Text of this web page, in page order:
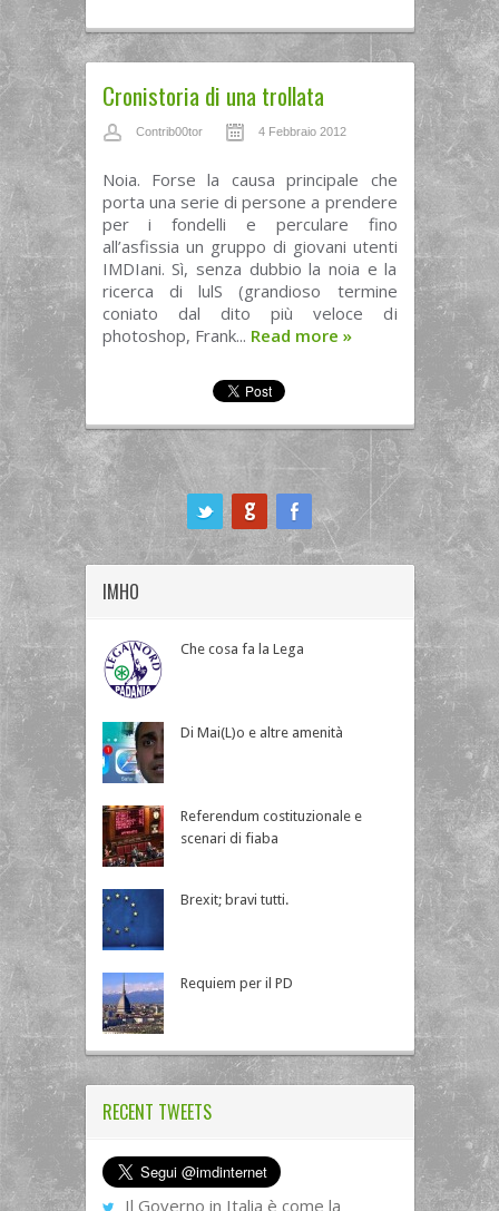
Cronistoria di una trollata
Contrib00tor 4 Febbraio 2012
Noia. Forse la causa principale che
porta una serie di persone a prendere
per i fondelli e perculare fino
all’asfissia un gruppo di giovani utenti
IMDIani. Sì, senza dubbio la noia e la
ricerca di lulS (grandioso termine
coniato dal dito più veloce di
photoshop, Frank... Read more »
IMHO
Che cosa fa la Lega
Di Mai(L)o e altre amenità
Referendum costituzionale e
scenari di fiaba
Brexit; bravi tutti.
Requiem per il PD
RECENT TWEETS
Il Governo in Italia è come la